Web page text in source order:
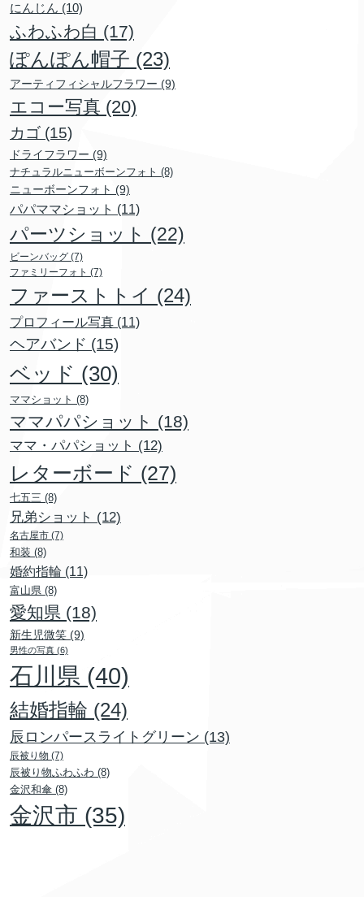
にんじん (10)
ふわふわ白 (17)
ぽんぽん帽子 (23)
アーティフィシャルフラワー (9)
エコー写真 (20)
カゴ (15)
ドライフラワー (9)
ナチュラルニューボーンフォト (8)
ニューボーンフォト (9)
パパママショット (11)
パーツショット (22)
ビーンバッグ (7)
ファミリーフォト (7)
ファーストトイ (24)
プロフィール写真 (11)
ヘアバンド (15)
ベッド (30)
ママショット (8)
ママパパショット (18)
ママ・パパショット (12)
レターボード (27)
七五三 (8)
兄弟ショット (12)
名古屋市 (7)
和装 (8)
婚約指輪 (11)
富山県 (8)
愛知県 (18)
新生児微笑 (9)
男性の写真 (6)
石川県 (40)
結婚指輪 (24)
辰ロンパースライトグリーン (13)
辰被り物 (7)
辰被り物ふわふわ (8)
金沢和傘 (8)
金沢市 (35)